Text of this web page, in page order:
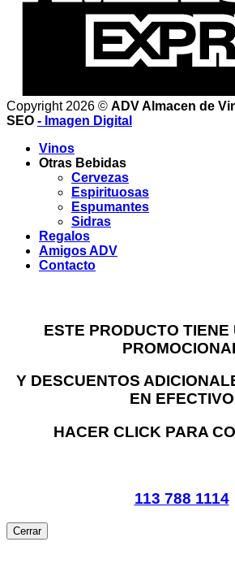
Copyright 2026 © ADV Almacen de
SEO - Imagen Digital
Vinos
Otras Bebidas
Cervezas
Espirituosas
Espumantes
Sidras
Regalos
Amigos ADV
Contacto
ESTE PRODUCTO TIENE
Y DESCUENTOS
EN EFECTIVO
HACER CLICK PARA
113 788 1114
Cerrar